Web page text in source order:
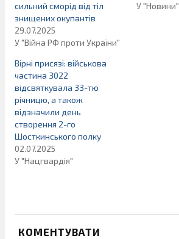
сильний сморід від тіл
знищених окупантів
29.07.2025
У "Війна РФ проти України"
У "Новини"
Вірні присязі: військова
частина 3022
відсвяткувала 33-тю
річницю, а також
відзначили день
створення 2-го
Шосткинського полку
02.07.2025
У "Нацгвардія"
КОМЕНТУВАТИ